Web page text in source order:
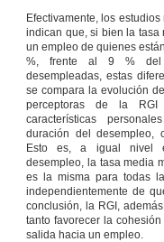
Artículo 70
a relacionarse
medios
electrónicos.
Artículo 71
Tramitación por
medios
electrónicos.
Artículo 72
notificaciones
medios
electrónicos.
CAPÍTULOII
Efectivamente, los
indican que, si bien la tasa
un empleo de quienes
%, frente al 9 % del
desempleadas, estas
se compara la evolución
perceptoras de la
características
duración del desempleo,
Esto es, a igual nivel
desempleo, la tasa media
es la misma para todas
independientemente de
conclusión, la RGI,
tanto favorecer la
salida hacia un empleo.